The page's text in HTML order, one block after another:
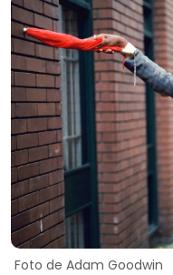
Foto de Adam Goodwin